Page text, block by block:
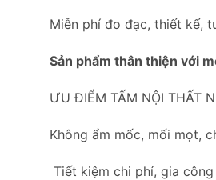
Miễn phí đo đạc, thiết kế,
Sản phẩm thân thiện với
ƯU ĐIỂM TẤM NỘI THẤT
Không ẩm mốc, mối mọt,
Tiết kiệm chi phí, gia công